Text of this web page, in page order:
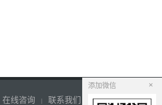
在线咨询 | 联系我们
添加微信 ×